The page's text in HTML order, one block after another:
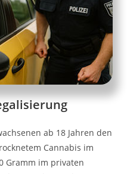
ab 18 Jahren den
Cannabis im
Gramm im privaten